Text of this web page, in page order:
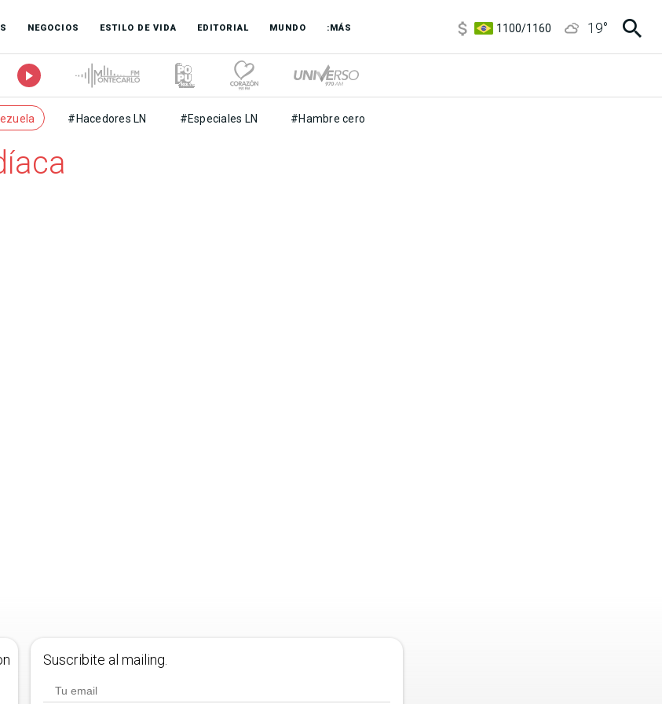
NEGOCIOS ESTILO DE VIDA EDITORIAL MUNDO :MÁS
1100/1160
19°
#Hacedores LN #Especiales LN #Hambre cero
Suscribite al mailing.